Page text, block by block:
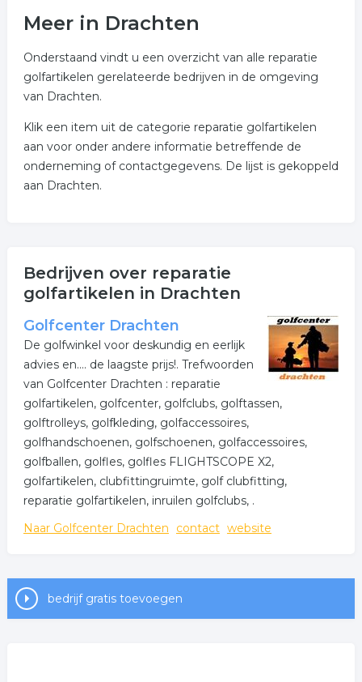
Meer in Drachten
Onderstaand vindt u een overzicht van alle reparatie
golfartikelen gerelateerde bedrijven in de omgeving
van Drachten.
Klik een item uit de categorie reparatie golfartikelen
aan voor onder andere informatie betreffende de
onderneming of contactgegevens. De lijst is gekoppeld
aan Drachten.
Bedrijven over reparatie
golfartikelen in Drachten
Golfcenter Drachten
De golfwinkel voor deskundig en eerlijk
advies en.... de laagste prijs!. Trefwoorden
van Golfcenter Drachten : reparatie
golfartikelen, golfcenter, golfclubs, golftassen,
golftrolleys, golfkleding, golfaccessoires,
golfhandschoenen, golfschoenen, golfaccessoires,
golfballen, golfles, golfles FLIGHTSCOPE X2,
golfartikelen, clubfittingruimte, golf clubfitting,
reparatie golfartikelen, inruilen golfclubs, .
Naar Golfcenter Drachten
contact website
bedrijf gratis toevoegen